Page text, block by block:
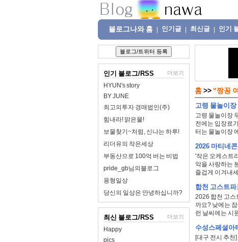
블로그나와 홈 인기글 최신글 인기
인기 블로그/RSS 더보기
HYUN's story
BY JUNE
최고의투자 경매법인(주)
힘내라! 맑은물!
보물찾기~처럼, 신나는 하루!
리더유의 작은세상
부동산으로 100억 버는 비법
pride_gb님의블로그
용형일상
당신의 일상은 안녕하십니까?
최신 블로그/RSS 더보기
Happy
pics
홈>> "짱꽁
고령 물놀이
고령 물놀이장
전에는 입장료
터는 물놀이장
2026 마티네
'작은 오케스트
악을 사랑하는
즐겁게 이겨내
합천 고스트
2026 합천 고스
까요? 낮에는
런 날씨에는 시
수성스페셜아
[대구 전시 추